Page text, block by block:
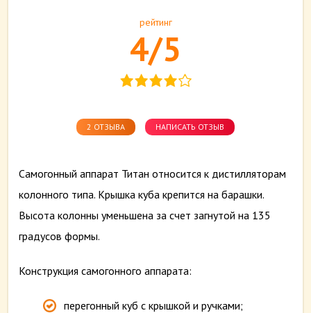
рейтинг
4/5
2 ОТЗЫВА НАПИСАТЬ ОТЗЫВ
Самогонный аппарат Титан относится к дистилляторам
колонного типа. Крышка куба крепится на барашки.
Высота колонны уменьшена за счет загнутой на 135
градусов формы.
Конструкция самогонного аппарата:
перегонный куб с крышкой и ручками;